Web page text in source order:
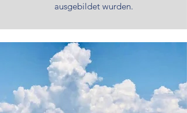
ausgebildet wurden.